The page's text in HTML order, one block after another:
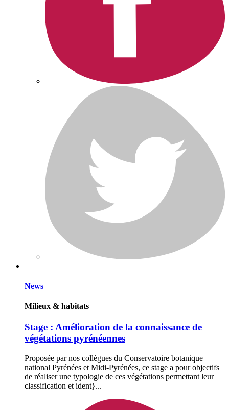
News
Milieux & habitats
Stage : Amélioration de la connaissance de
végétations pyrénéennes
Proposée par nos collègues du Conservatoire botanique
national Pyrénées et Midi-Pyrénées, ce stage a pour objectifs
de réaliser une typologie de ces végétations permettant leur
classification et ident}...